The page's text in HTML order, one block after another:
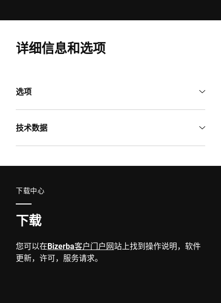
详细信息和选项
选项
技术数据
下载中心
下载
您可以在Bizerba客户门户网站上找到操作说明，软件
更新，许可，服务请求。